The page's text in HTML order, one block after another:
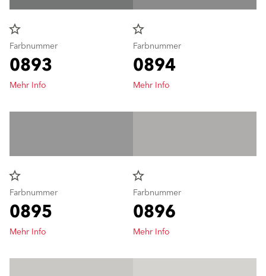
star_border
Farbnummer
0893
Mehr Info
star_border
Farbnummer
0894
Mehr Info
star_border
Farbnummer
0895
Mehr Info
star_border
Farbnummer
0896
Mehr Info